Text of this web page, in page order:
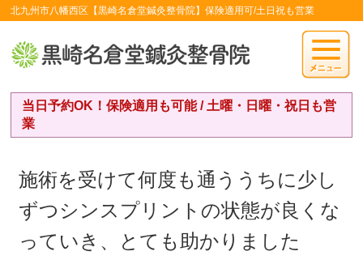
北九州市八幡西区【黒崎名倉堂鍼灸整骨院】保険適用可/土日祝も営業
当日予約OK！保険適用も可能 / 土曜・日曜・祝日も営
業
施術を受けて何度も通ううちに少し
ずつシンスプリントの状態が良くな
っていき、とても助かりました